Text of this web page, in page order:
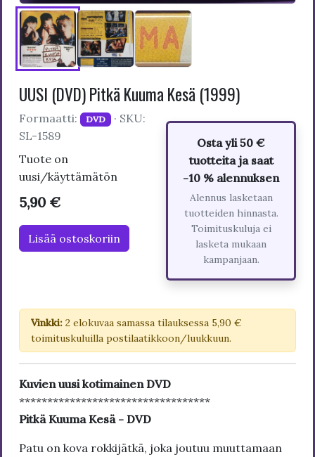
UUSI (DVD) Pitkä Kuuma Kesä (1999)
Formaatti: DVD · SKU:
SL-1589
Tuote on
uusi/käyttämätön
5,90 €
Lisää ostoskoriin
Osta yli 50 €
tuotteita ja saat
-10 % alennuksen
Alennus lasketaan
tuotteiden hinnasta.
Toimituskuluja ei
lasketa mukaan
kampanjaan.
Vinkki: 2 elokuvaa samassa tilauksessa 5,90 €
toimituskuluilla postilaatikkoon/luukkuun.
Kuvien uusi kotimainen DVD
**********************************
Pitkä Kuuma Kesä - DVD
Patu on kova rokkijätkä, joka joutuu muuttamaan